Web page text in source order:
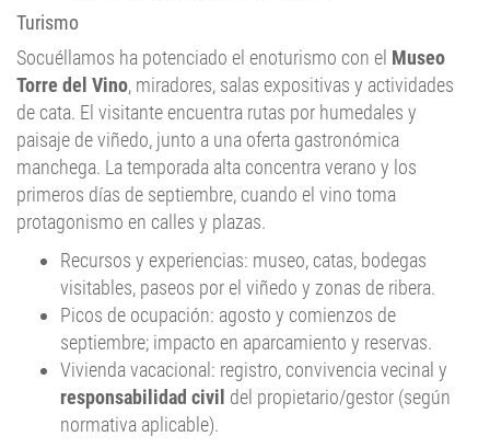
Turismo
Socuéllamos ha potenciado el enoturismo con el Museo
Torre del Vino, miradores, salas expositivas y actividades
de cata. El visitante encuentra rutas por humedales y
paisaje de viñedo, junto a una oferta gastronómica
manchega. La temporada alta concentra verano y los
primeros días de septiembre, cuando el vino toma
protagonismo en calles y plazas.
Recursos y experiencias: museo, catas, bodegas
visitables, paseos por el viñedo y zonas de ribera.
Picos de ocupación: agosto y comienzos de
septiembre; impacto en aparcamiento y reservas.
Vivienda vacacional: registro, convivencia vecinal y
responsabilidad civil del propietario/gestor (según
normativa aplicable).